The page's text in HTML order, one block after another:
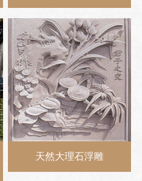
天然大理石浮雕